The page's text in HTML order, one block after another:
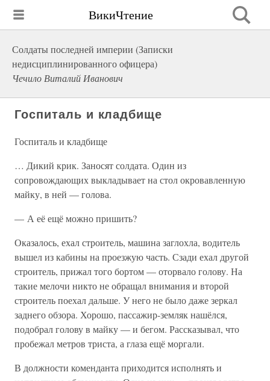
ВикиЧтение
Солдаты последней империи (Записки
недисциплинированного офицера)
Чечило Виталий Иванович
Госпиталь и кладбище
Госпиталь и кладбище
… Дикий крик. Заносят солдата. Один из
сопровождающих выкладывает на стол окровавленную
майку, в ней — голова.
— А её ещё можно пришить?
Оказалось, ехал строитель, машина заглохла, водитель
вышел из кабины на проезжую часть. Сзади ехал другой
строитель, прижал того бортом — оторвало голову. На
такие мелочи никто не обращал внимания и второй
строитель поехал дальше. У него не было даже зеркал
заднего обзора. Хорошо, пассажир-земляк нашёлся,
подобрал голову в майку — и бегом. Рассказывал, что
пробежал метров триста, а глаза ещё моргали.
В должности коменданта приходится исполнять и